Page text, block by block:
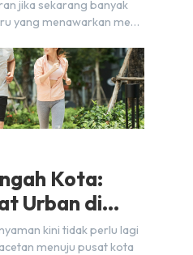
jika sekarang banyak
yang menawarkan menu
(WFC) maupun
terdekat. Kabar
di lokasi-lokasi
Kota:
Urban di
kini tidak perlu lagi
menuju pusat kota